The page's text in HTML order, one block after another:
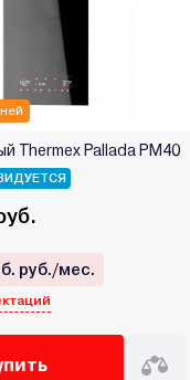
Thermex Pallada PM40
руб./мес.